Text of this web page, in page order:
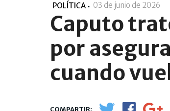
POLÍTICA 03 de junio de 2026
Caputo
por
cuando